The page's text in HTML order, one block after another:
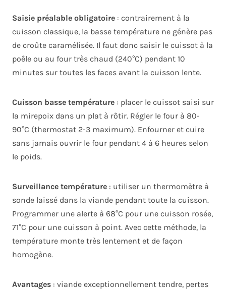
Saisie préalable obligatoire : contrairement à la
cuisson classique, la basse température ne génère pas
de croûte caramélisée. Il faut donc saisir le cuissot à la
poêle ou au four très chaud (240°C) pendant 10
minutes sur toutes les faces avant la cuisson lente.
Cuisson basse température : placer le cuissot saisi sur
la mirepoix dans un plat à rôtir. Régler le four à 80-
90°C (thermostat 2-3 maximum). Enfourner et cuire
sans jamais ouvrir le four pendant 4 à 6 heures selon
le poids.
Surveillance température : utiliser un thermomètre à
sonde laissé dans la viande pendant toute la cuisson.
Programmer une alerte à 68°C pour une cuisson rosée,
71°C pour une cuisson à point. Avec cette méthode, la
température monte très lentement et de façon
homogène.
Avantages : viande exceptionnellement tendre, pertes